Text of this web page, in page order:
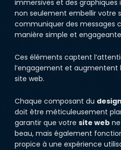
immersives et des
non seulement embellir votre
communiquer des messages
manière simple et
Ces éléments captent
l’engagement et augmentent
site web.
Chaque composant du
doit être méticuleusement
garantir que votre site webne
beau, mais également
propice à une expérience